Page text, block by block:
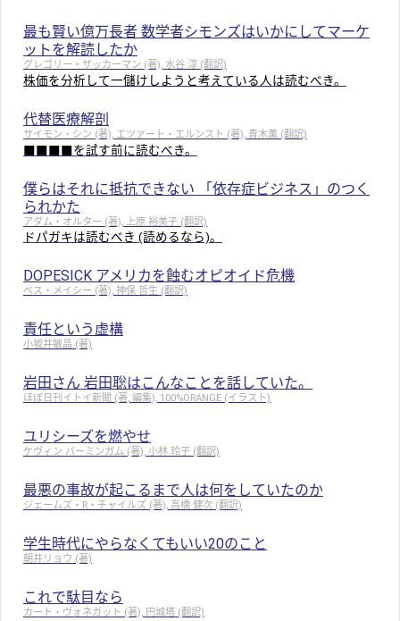
最も賢い億万長者 数学者シモンズはいかにしてマーケ
ットを解読したか
グレゴリー・ザッカーマン (著), 水谷 淳 (翻訳)
株価を分析して一儲けしようと考えている人は読むべき。
代替医療解剖
サイモン・シン (著), エツァート・エルンスト (著), 青木薫 (翻訳)
■■■■を試す前に読むべき。
僕らはそれに抵抗できない 「依存症ビジネス」のつく
られかた
アダム・オルター (著), 上原 裕美子 (翻訳)
ドパガキは読むべき (読めるなら)。
DOPESICK アメリカを蝕むオピオイド危機
ベス・メイシー (著), 神保 哲生 (翻訳)
責任という虚構
小坂井敏晶 (著)
岩田さん 岩田聡はこんなことを話していた。
ほぼ日刊イトイ新聞 (著, 編集), 100%ORANGE (イラスト)
ユリシーズを燃やせ
ケヴィン バーミンガム (著), 小林 玲子 (翻訳)
最悪の事故が起こるまで人は何をしていたのか
ジェームズ・R・チャイルズ (著), 高橋 健次 (翻訳)
学生時代にやらなくてもいい20のこと
朝井リョウ (著)
これで駄目なら
カート・ヴォネガット (著), 円城塔 (翻訳)